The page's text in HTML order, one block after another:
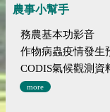
農事小幫手
務農基本功影音
作物病蟲疫情發生
CODIS氣候觀測資
more